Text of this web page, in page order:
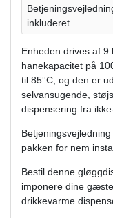
inkluderet
Enheden drives af 9
hanekapacitet på
til 85°C, og den er
selvansugende,
dispensering fra
pakken for nem
Bestil denne
imponere dine
drikkevarme